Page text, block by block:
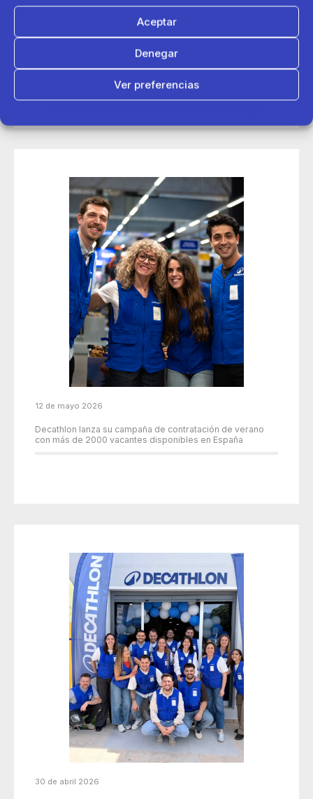
Aceptar
Denegar
Ver preferencias
Decathlon conecta con más de 200 deportistas en sus
12 de mayo 2026
Decathlon lanza su campaña de contratación de verano
con más de 2000 vacantes disponibles en España
30 de abril 2026